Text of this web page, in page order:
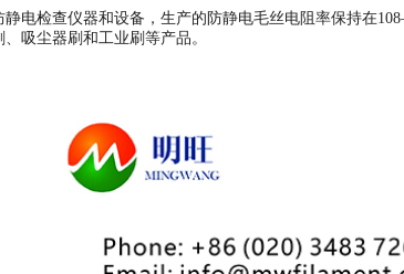
静电检查仪器和设备，生产的防静电毛丝电阻率保持在
吸尘器刷和工业刷等产品。